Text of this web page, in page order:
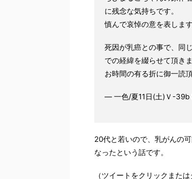
に残念な気持ちです。
慎んで哀悼の意を表します
死因が乳癌との事で、同
での経緯を綴らせて頂きま
お時間の有る折に御一読
— 一色/夏11日(土)Ｖ-39b
20代と若いので、乳がんの
なったという話です。
（ツイートをクリックまた